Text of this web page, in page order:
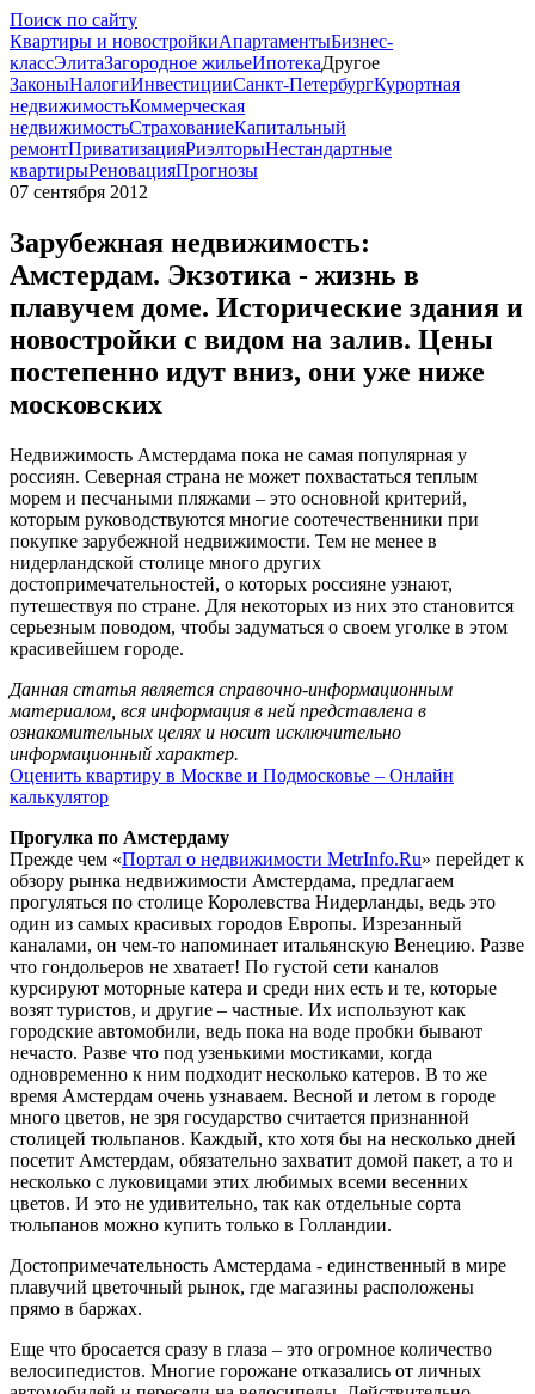
Поиск по сайту
Квартиры и новостройкиАпартаментыБизнес-
классЭлитаЗагородное жильеИпотекаДругое
ЗаконыНалогиИнвестицииСанкт-ПетербургКурортная
недвижимостьКоммерческая
недвижимостьСтрахованиеКапитальный
ремонтПриватизацияРиэлторыНестандартные
квартирыРеновацияПрогнозы
07 сентября 2012
Зарубежная недвижимость:
Амстердам. Экзотика - жизнь в
плавучем доме. Исторические здания и
новостройки с видом на залив. Цены
постепенно идут вниз, они уже ниже
московских
Недвижимость Амстердама пока не самая популярная у
россиян. Северная страна не может похвастаться теплым
морем и песчаными пляжами – это основной критерий,
которым руководствуются многие соотечественники при
покупке зарубежной недвижимости. Тем не менее в
нидерландской столице много других
достопримечательностей, о которых россияне узнают,
путешествуя по стране. Для некоторых из них это становится
серьезным поводом, чтобы задуматься о своем уголке в этом
красивейшем городе.
Данная статья является справочно-информационным
материалом, вся информация в ней представлена в
ознакомительных целях и носит исключительно
информационный характер.
Оценить квартиру в Москве и Подмосковье – Онлайн
калькулятор
Прогулка по Амстердаму
Прежде чем «Портал о недвижимости MetrInfo.Ru» перейдет к
обзору рынка недвижимости Амстердама, предлагаем
прогуляться по столице Королевства Нидерланды, ведь это
один из самых красивых городов Европы. Изрезанный
каналами, он чем-то напоминает итальянскую Венецию. Разве
что гондольеров не хватает! По густой сети каналов
курсируют моторные катера и среди них есть и те, которые
возят туристов, и другие – частные. Их используют как
городские автомобили, ведь пока на воде пробки бывают
нечасто. Разве что под узенькими мостиками, когда
одновременно к ним подходит несколько катеров. В то же
время Амстердам очень узнаваем. Весной и летом в городе
много цветов, не зря государство считается признанной
столицей тюльпанов. Каждый, кто хотя бы на несколько дней
посетит Амстердам, обязательно захватит домой пакет, а то и
несколько с луковицами этих любимых всеми весенних
цветов. И это не удивительно, так как отдельные сорта
тюльпанов можно купить только в Голландии.
Достопримечательность Амстердама - единственный в мире
плавучий цветочный рынок, где магазины расположены
прямо в баржах.
Еще что бросается сразу в глаза – это огромное количество
велосипедистов. Многие горожане отказались от личных